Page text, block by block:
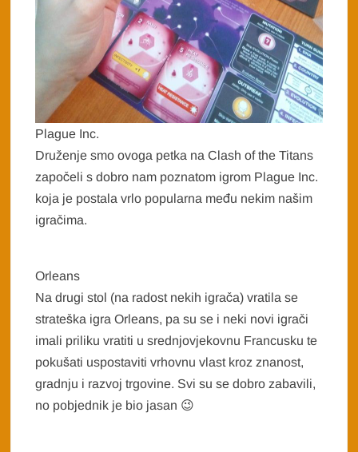
Plague Inc.
Druženje smo ovoga petka na Clash of the Titans
započeli s dobro nam poznatom igrom Plague Inc.
koja je postala vrlo popularna među nekim našim
igračima.
Orleans
Na drugi stol (na radost nekih igrača) vratila se
strateška igra Orleans, pa su se i neki novi igrači
imali priliku vratiti u srednjovjekovnu Francusku te
pokušati uspostaviti vrhovnu vlast kroz znanost,
gradnju i razvoj trgovine. Svi su se dobro zabavili,
no pobjednik je bio jasan 😉